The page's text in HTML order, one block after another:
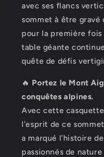
avec ses flancs
sommet à être gravé
pour la première fois
table géante
quête de défis
🔥 Portez le Mont
conquêtes alpines.
Avec cette casquette
l’esprit de ce
a marqué l’histoire
passionnés de